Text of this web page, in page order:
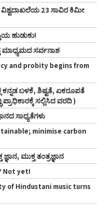
ವಿಶ್ವದಾಖಲೆಯ 23 ಸಾವಿರ ಕಿಮೀ
ಹುಡುಕು!
ಮಾಧ್ಯಮದ ಸರ್ವನಾಶ
and probity begins from
ಬಳಕೆ, ಶಿಷ್ಟತೆ, ಏಕರೂಪತೆ
ಪ್ರಾಧಿಕಾರಕ್ಕೆ ಸಲ್ಲಿಸಿದ ವರದಿ )
ಸಾಧ್ಯತೆಗಳು
minimise carbon
ಮುಕ್ತ ತಂತ್ರಜ್ಞಾನ
Not yet!
of Hindustani music turns